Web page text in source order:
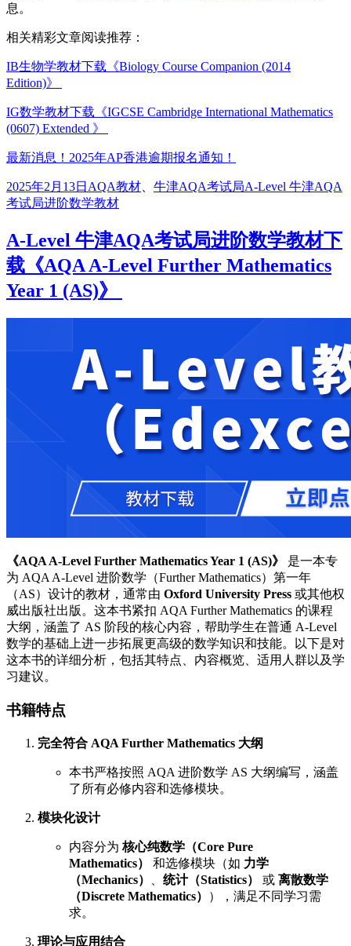
息。
相关精彩文章阅读推荐：
IB生物学教材下载《Biology Course Companion (2014
Edition)》
IG数学教材下载《IGCSE Cambridge International Mathematics
(0607) Extended 》
最新消息！2025年AP香港逾期报名通知！
发
布
2025年2月13日 分
类
AQA教材 牛津AQA考试局标
A-Level 牛津AQA
考试局进阶数学教材
A-Level 牛津AQA考试局进阶数学教材下
载《AQA A-Level Further Mathematics
Year 1 (AS)》
《AQA A-Level Further Mathematics Year 1 (AS)》
是一本专
为 AQA A-Level 进阶数学（Further Mathematics）第一年
（AS）设计的教材，通常由 Oxford University Press 或其他权
威出版社出版。这本书紧扣 AQA Further Mathematics 的课程
大纲，涵盖了 AS 阶段的核心内容，帮助学生在普通 A-Level
数学的基础上进一步拓展更高级的数学知识和技能。以下是对
这本书的详细分析，包括其特点、内容概览、适用人群以及学
习建议。
书籍特点
完全符合 AQA Further Mathematics 大纲
本书严格按照 AQA 进阶数学 AS 大纲编写，涵盖
了所有必修内容和选修模块。
模块化设计
内容分为 核心纯数学（Core Pure
Mathematics）
和选修模块（如 力学
（Mechanics）
统计（Statistics） 或 离散数学
（Discrete Mathematics）
），满足不同学习需
求。
理论与应用结合